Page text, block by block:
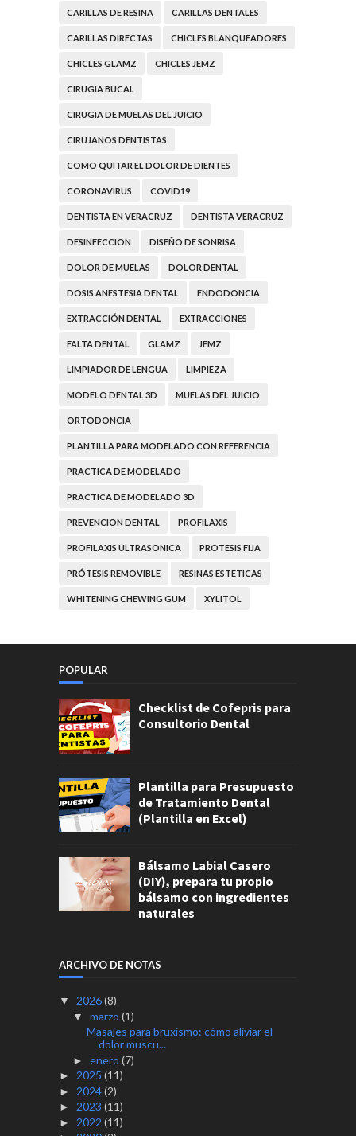
CARILLAS DE RESINA CARILLAS DENTALES
CARILLAS DIRECTAS CHICLES BLANQUEADORES
CHICLES GLAMZ CHICLES JEMZ
CIRUGIA BUCAL
CIRUGIA DE MUELAS DEL JUICIO
CIRUJANOS DENTISTAS
COMO QUITAR EL DOLOR DE DIENTES
CORONAVIRUS COVID19
DENTISTA EN VERACRUZ DENTISTA VERACRUZ
DESINFECCION DISEÑO DE SONRISA
DOLOR DE MUELAS DOLOR DENTAL
DOSIS ANESTESIA DENTAL ENDODONCIA
EXTRACCIÓN DENTAL EXTRACCIONES
FALTA DENTAL GLAMZ JEMZ
LIMPIADOR DE LENGUA LIMPIEZA
MODELO DENTAL 3D MUELAS DEL JUICIO
ORTODONCIA
PLANTILLA PARA MODELADO CON REFERENCIA
PRACTICA DE MODELADO
PRACTICA DE MODELADO 3D
PREVENCION DENTAL PROFILAXIS
PROFILAXIS ULTRASONICA PROTESIS FIJA
PRÓTESIS REMOVIBLE RESINAS ESTETICAS
WHITENING CHEWING GUM XYLITOL
POPULAR
Checklist de Cofepris para
Consultorio Dental
Plantilla para Presupuesto
de Tratamiento Dental
(Plantilla en Excel)
Bálsamo Labial Casero
(DIY), prepara tu propio
bálsamo con ingredientes
naturales
ARCHIVO DE NOTAS
▼ 2026(8)
▼ marzo (1)
Masajes para bruxismo: cómo aliviar el
dolor muscu...
► enero (7)
► 2025 (11)
► 2024(2)
► 2023 (11)
► 2022 (11)